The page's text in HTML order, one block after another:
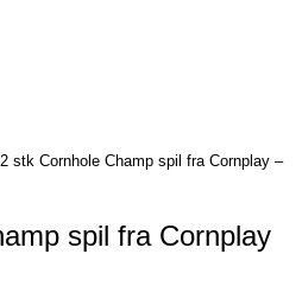
stk Cornhole Champ spil fra Cornplay –
spil fra Cornplay